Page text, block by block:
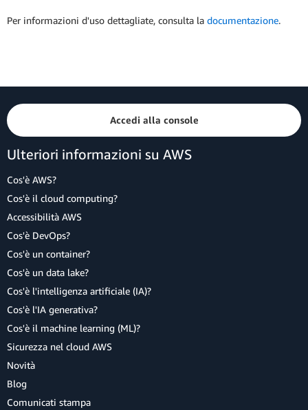
Per informazioni d'uso dettagliate, consulta la documentazione.
Accedi alla console
Ulteriori informazioni su AWS
Cos'è AWS?
Cos'è il cloud computing?
Accessibilità AWS
Cos'è DevOps?
Cos'è un container?
Cos'è un data lake?
Cos'è l'intelligenza artificiale (IA)?
Cos'è l'IA generativa?
Cos'è il machine learning (ML)?
Sicurezza nel cloud AWS
Novità
Blog
Comunicati stampa